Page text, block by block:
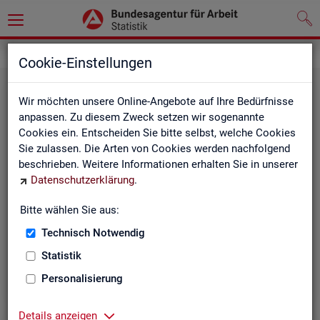
Cookie-Einstellungen
Wir möchten unsere Online-Angebote auf Ihre Bedürfnisse
anpassen. Zu diesem Zweck setzen wir sogenannte
Cookies ein. Entscheiden Sie bitte selbst, welche Cookies
Sie zulassen. Die Arten von Cookies werden nachfolgend
beschrieben. Weitere Informationen erhalten Sie in unserer
Datenschutzerklärung.
Bitte wählen Sie aus:
Technisch Notwendig
Statistik
Personalisierung
Details anzeigen
Re­gio­na­le Glie­de­run­gen
Landkreise) in den Statistiken der BA